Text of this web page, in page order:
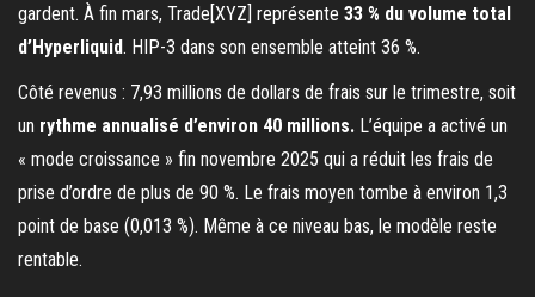
gardent. À fin mars, Trade[XYZ] représente 33 % du volume total
d’Hyperliquid. HIP-3 dans son ensemble atteint 36 %.
Côté revenus : 7,93 millions de dollars de frais sur le trimestre, soit
un rythme annualisé d’environ 40 millions. L’équipe a activé un
« mode croissance » fin novembre 2025 qui a réduit les frais de
prise d’ordre de plus de 90 %. Le frais moyen tombe à environ 1,3
point de base (0,013 %). Même à ce niveau bas, le modèle reste
rentable.